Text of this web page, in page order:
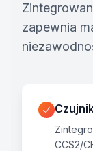
zapewnia
CCS2/